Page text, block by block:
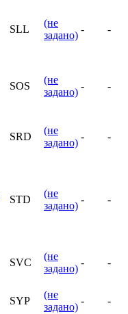
SLL
(не
задано)
- -
SOS
(не
задано)
- -
SRD
(не
задано)
- -
STD
(не
задано)
- -
SVC
(не
задано)
- -
SYP
(не
задано)
- -